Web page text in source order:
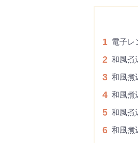
1 電子レ
2 和風煮
3 和風煮
4 和風煮
5 和風煮
6 和風煮